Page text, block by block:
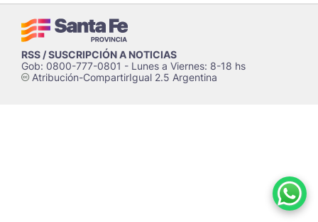
RSS / SUSCRIPCIÓN A NOTICIAS
Gob: 0800-777-0801 - Lunes a Viernes: 8-18 hs
cAtribución-CompartirIgual 2.5 Argentina